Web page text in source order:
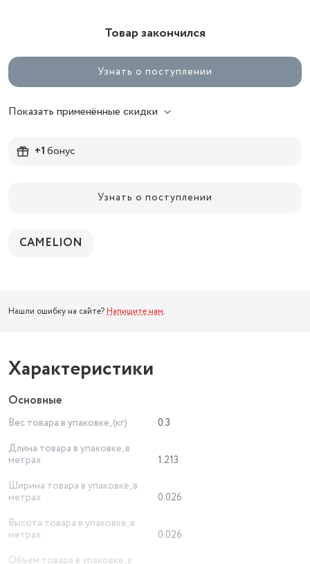
Товар закончился
Узнать о поступлении
Показать применённые скидки
+1бонус
Узнать о поступлении
CAMELION
Нашли ошибку на сайте? Напишите нам.
Характеристики
Основные
Вес товара в упаковке, (кг)
0.3
Длина товара в упаковке, в
метрах
1.213
Ширина товара в упаковке, в
метрах
0.026
Высота товара в упаковке, в
метрах
0.026
Объем товара в упаковке, в